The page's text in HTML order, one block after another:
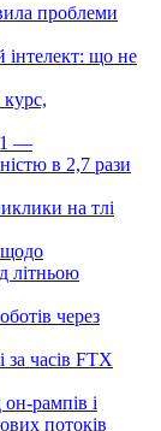
проблеми
що не
1 —
в 2,7 рази
на тлі
літньою
через
часів FTX
рампів і
потоків